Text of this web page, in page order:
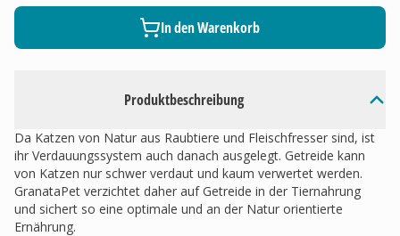
Produktbeschreibung
Da Katzen von Natur aus Raubtiere und Fleischfresser sind, ist
ihr Verdauungssystem auch danach ausgelegt. Getreide kann
von Katzen nur schwer verdaut und kaum verwertet werden.
GranataPet verzichtet daher auf Getreide in der Tiernahrung
und sichert so eine optimale und an der Natur orientierte
Ernährung.
In den Warenkorb